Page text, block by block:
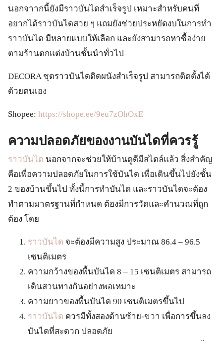
นอกจาากนี้ยังมีราวบันไดสำเร็จรูป เหมาะสำหรับคนที่
อยากได้ราวบันไดสวย ๆ แถมยังช่วยประหยัดงบในการทำ
ราวบันได มีหลายแบบให้เลือก และยังสามารถหาซื้อง่าย
ตามร้านตกแต่งบ้านชั้นนำทั่วไป
DECORA ชุดราวบันไดติดผนังสำเร็จรูป สามารถติดตั้งได้
ด้วยตนเอง
Shopee: https://shope.ee/9eu7zOhOxE
ความปลอดภัยของงานบันไดที่ควรรู้
ราวบันได นอกจากจะช่วยให้บ้านดูดีมีสไตล์แล้ว สิ่งสำคัญ
คือเพื่อความปลอดภัยในการใช้บันได เพื่อเดินขึ้นไปยังชั้น
2 ของบ้านขึ้นไป ทั้งนี้การทำบันได และราวบันไดจะต้อง
ทำตามมาตรฐานที่กำหนด ต้องมีการวัดและคำนวณที่ถูก
ต้อง โดย
ราวบันได จะต้องมีความสูง ประมาณ 86.4 – 96.5
เซนติเมตร
ความกว้างของพื้นบันได 8 – 15 เซนติเมตร สามารถ
เดินสวนทางกันอย่างพอเหมาะ
ความยาวของพื้นบันได 90 เซนติเมตรขึ้นไป
ราวบันได ควรมีทั้งสองด้านซ้าย-ขวา เพื่อการขึ้นลง
บันไดที่สะดวก ปลอดภัย